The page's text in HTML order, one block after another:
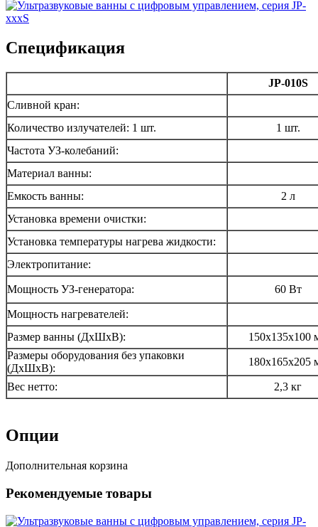
Спецификация
JP-010S
Сливной кран:
Количество излучателей: 1 шт.
1 шт.
Частота УЗ-колебаний:
Материал ванны:
Емкость ванны:
2 л
Установка времени очистки:
Установка температуры нагрева жидкости:
Электропитание:
Мощность УЗ-генератора: 60 Вт
Мощность нагревателей:
Размер ванны (ДхШхВ):
150х135х100
Размеры оборудования без упаковки
(ДхШхВ):
180х165х205
Вес нетто: 2,3 кг
Опции
Дополнительная корзина
Рекомендуемые товары